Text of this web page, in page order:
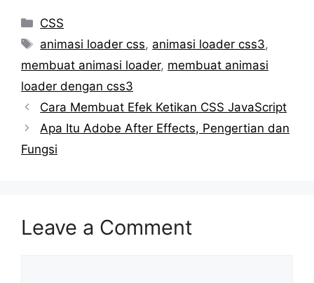
Categories
CSS
Tags
animasi loader css, animasi loader css3,
membuat animasi loader, membuat animasi
loader dengan css3
Cara Membuat Efek Ketikan CSS JavaScript
Apa Itu Adobe After Effects, Pengertian dan
Fungsi
Leave a Comment